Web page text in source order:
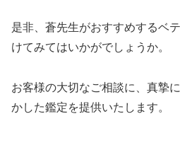
是非、蒼先生がおすすめするベ
けてみてはいかがでしょうか。
お客様の大切なご相談に、真摯
かした鑑定を提供いたします。